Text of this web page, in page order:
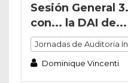
Sesión General
con... la DAI de...
Jornadas de Auditoria
Dominique Vincenti